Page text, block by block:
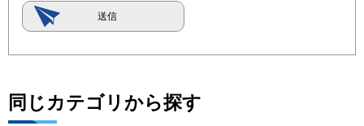
同じカテゴリから探す